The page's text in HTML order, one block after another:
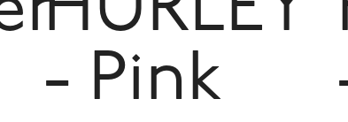
- Pink